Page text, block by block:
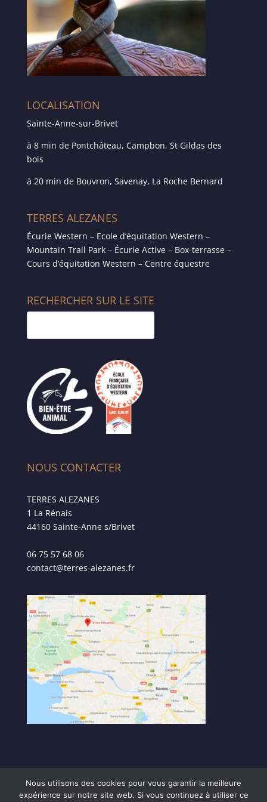
LOCALISATION
Sainte-Anne-sur-Brivet
à 8 min de Pontchâteau, Campbon, St Gildas des
bois
à 20 min de Bouvron, Savenay, La Roche Bernard
TERRES ALEZANES
Écurie Western – Ecole d’équitation Western –
Mountain Trail Park – Écurie Active – Box-terrasse –
Cours d’équitation Western – Centre équestre
RECHERCHER SUR LE SITE
NOUS CONTACTER
TERRES ALEZANES
1 La Rénais
44160 Sainte-Anne s/Brivet
06 75 57 68 06
contact@terres-alezanes.fr
Nous utilisons des cookies pour vous garantir la meilleure
expérience sur notre site web. Si vous continuez à utiliser ce